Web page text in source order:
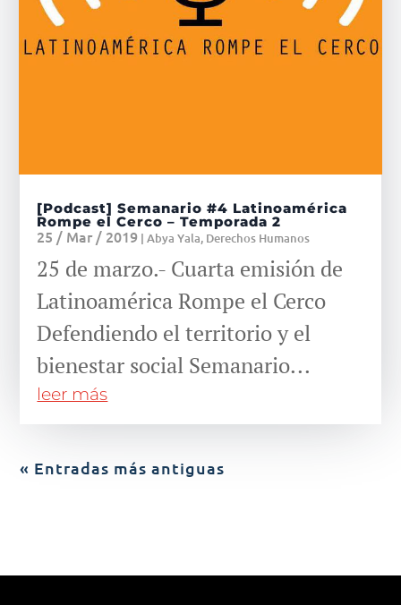
[Podcast] Semanario #4 Latinoamérica
Rompe el Cerco – Temporada 2
25 / Mar / 2019 |Abya Yala, Derechos Humanos
25 de marzo.- Cuarta emisión de
Latinoamérica Rompe el Cerco
Defendiendo el territorio y el
bienestar social Semanario...
leer más
« Entradas más antiguas